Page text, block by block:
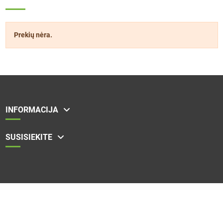
Prekių nėra.
INFORMACIJA
SUSISIEKITE